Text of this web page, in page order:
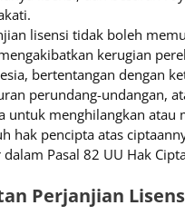
lisensi tidak boleh
kerugian
bertentangan dengan
perundang-undangan,
untuk menghilangkan atau
hak pencipta atas
Pasal 82 UU Hak
Perjanjian